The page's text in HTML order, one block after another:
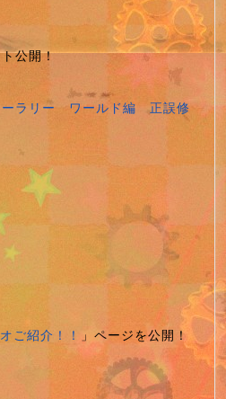
公開！
ーラリー ワールド編 正誤修
ご紹介！！」ページを公開！